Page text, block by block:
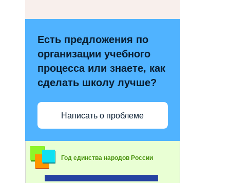
Есть предложения по
организации учебного
процесса или знаете, как
сделать школу лучше?
Написать о проблеме
Год единства народов России